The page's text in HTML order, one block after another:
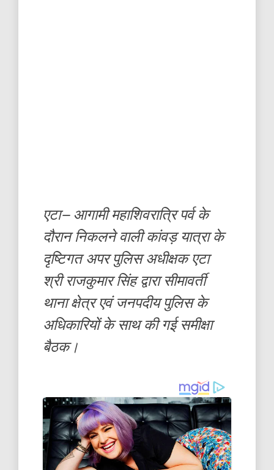
एटा– आगामी महाशिवरात्रि पर्व के
दौरान निकलने वाली कांवड़ यात्रा के
दृष्टिगत अपर पुलिस अधीक्षक एटा
श्री राजकुमार सिंह द्वारा सीमावर्ती
थाना क्षेत्र एवं जनपदीय पुलिस के
अधिकारियों के साथ की गई समीक्षा
बैठक।